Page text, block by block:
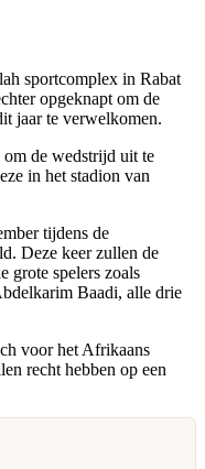
sportcomplex in Rabat
opgeknapt om de
jaar te verwelkomen.
de wedstrijd uit te
in het stadion van
tijdens de
Deze keer zullen de
grote spelers zoals
Baadi, alle drie
voor het Afrikaans
recht hebben op een